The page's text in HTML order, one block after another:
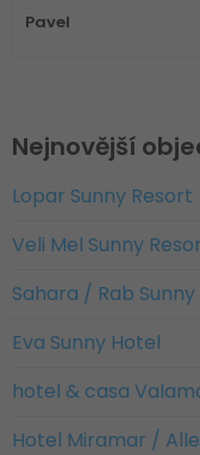
Pavel
Nejnovější
Lopar Sunny Resort
Veli Mel Sunny
Sahara / Rab
Eva Sunny Hotel
hotel & casa
Hotel Miramar /